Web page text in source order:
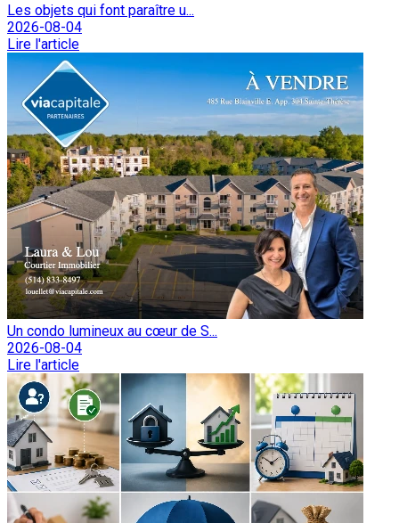
Les objets qui font paraître u...
2026-08-04
Lire l'article
Un condo lumineux au cœur de S...
2026-08-04
Lire l'article